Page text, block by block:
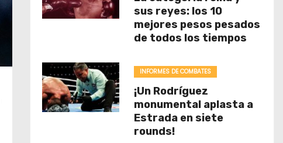
sus reyes: los 10
mejores pesos pesados
de todos los tiempos
INFORMES DE COMBATES
¡Un Rodríguez
monumental aplasta a
Estrada en siete
rounds!